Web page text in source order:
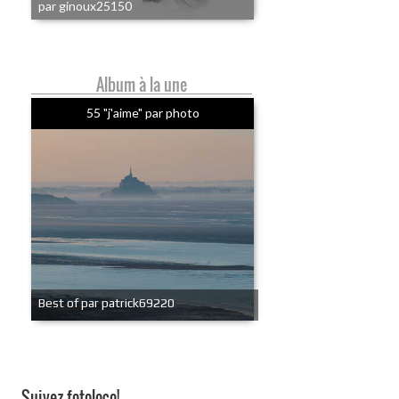
par ginoux25150
Album à la une
55 "j'aime" par photo
Best of par patrick69220